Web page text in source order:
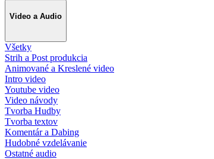
Video a Audio
Všetky
Strih a Post produkcia
Animované a Kreslené video
Intro video
Youtube video
Video návody
Tvorba Hudby
Tvorba textov
Komentár a Dabing
Hudobné vzdelávanie
Ostatné audio